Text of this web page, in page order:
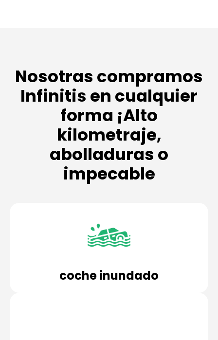
Nosotras compramos
Infinitis en cualquier
forma ¡Alto
kilometraje,
abolladuras o
impecable
coche inundado